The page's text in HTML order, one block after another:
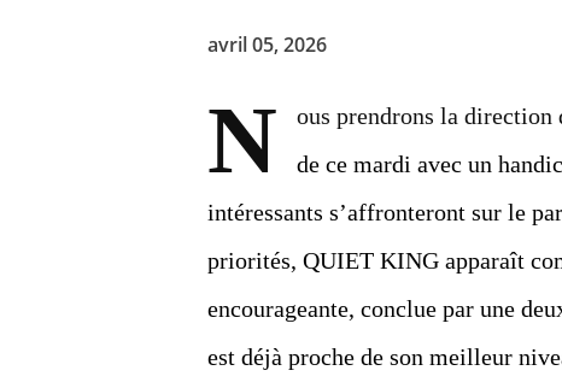
avril 05, 2026
N
ous prendrons la
de ce mardi avec un
intéressants s’affronteront sur le
priorités, QUIET KING apparaît
encourageante, conclue par une
est déjà proche de son meilleur